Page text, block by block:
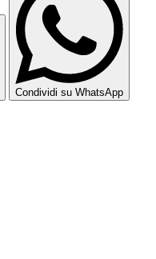
Condividi su WhatsApp